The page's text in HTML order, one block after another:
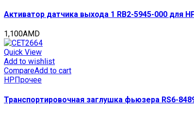
Активатор датчика выхода 1 RB2-5945-000 для
1,100AMD
Quick View
Add to wishlist
CompareAdd to cart
HP Прочее
Транспортировочная заглушка фьюзера RS6-